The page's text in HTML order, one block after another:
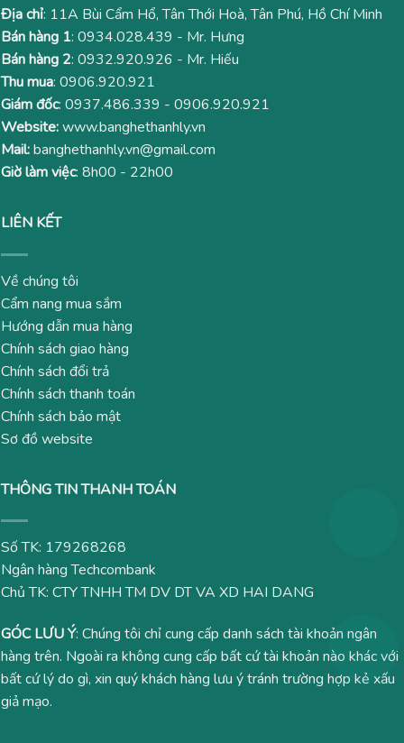
Địa chỉ: 11A Bùi Cẩm Hổ, Tân Thới Hoà, Tân Phú, Hồ Chí Minh
Bán hàng 1: 0934.028.439 - Mr. Hưng
Bán hàng 2: 0932.920.926 - Mr. Hiếu
Thu mua: 0906.920.921
Giám đốc: 0937.486.339 - 0906.920.921
Website:www.banghethanhly.vn
Mail:banghethanhly.vn@gmail.com
Giờ làm việc: 8h00 - 22h00
LIÊN KẾT
Về chúng tôi
Cẩm nang mua sắm
Hướng dẫn mua hàng
Chính sách giao hàng
Chính sách đổi trả
Chính sách thanh toán
Chính sách bảo mật
Sơ đồ website
THÔNG TIN THANH TOÁN
Số TK: 179268268
Ngân hàng Techcombank
Chủ TK: CTY TNHH TM DV DT VA XD HAI DANG
GÓC LƯU Ý: Chúng tôi chỉ cung cấp danh sách tài khoản ngân
hàng trên. Ngoài ra không cung cấp bất cứ tài khoản nào khác với
bất cứ lý do gì, xin quý khách hàng lưu ý tránh trường hợp kẻ xấu
giả mạo.